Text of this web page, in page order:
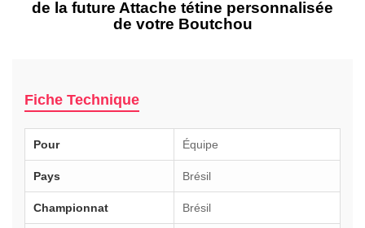
de la future Attache tétine personnalisée
de votre Boutchou
Fiche Technique
Pour Équipe
Pays Brésil
Championnat Brésil